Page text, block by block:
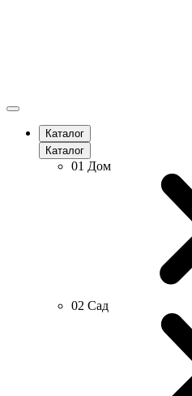
Каталог
Каталог
01 Дом
02 Сад